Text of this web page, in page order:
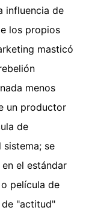
influencia de
los propios
masticó
menos
un productor
de
se
el estándar
película de
"actitud"